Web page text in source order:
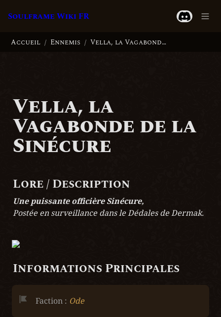
Soulframe Wiki FR
Accueil / Ennemis / Vella, la Vagabonde de la Sinécure
Vella, la
Vagabonde de la
Sinécure
Lore / Description
Une puissante officière Sinécure,
Postée en surveillance dans le Dédales de Dermak.
Informations Principales
Faction : Ode